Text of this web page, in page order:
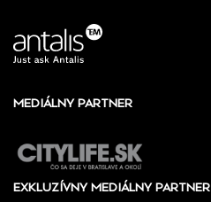
MEDIÁLNY PARTNER
EXKLUZÍVNY MEDIÁLNY PARTNER